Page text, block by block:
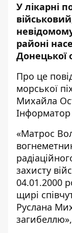
У лікарні
районі
Донецької
Про це
морської
Михайла
Інформатор
«Матрос
захисту
04.01.2000
щирі
Руслана